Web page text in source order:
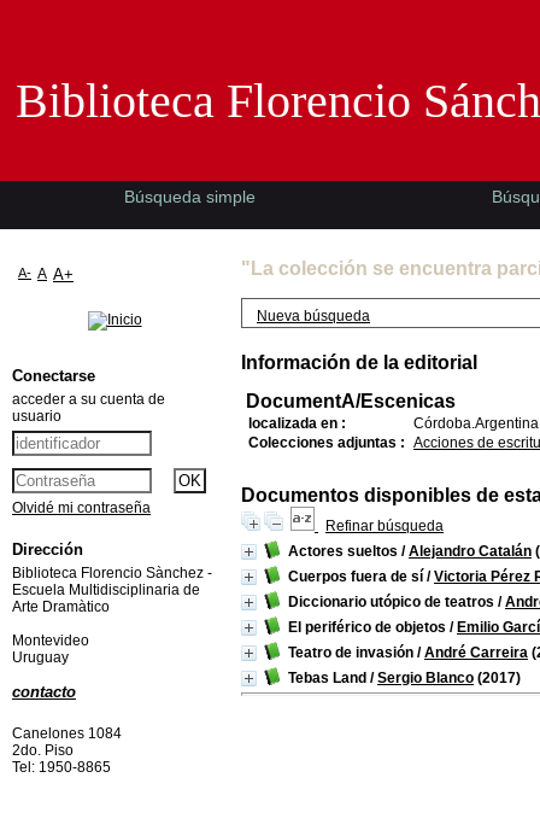
"La colección se encuentra
Nueva búsqueda
Información de la editorial
DocumentA/Escenicas
localizada en :
Córdoba.Argentina
Colecciones adjuntas : Acciones de
Documentos disponibles de
Refinar búsqueda
Actores sueltos /Alejandro Catalán
Cuerpos fuera de sí /Victoria Pérez
Diccionario utópico de teatros /
El periférico de objetos / Emilio
Teatro de invasión /André Carreira
Tebas Land /Sergio Blanco (2017)
Biblioteca Florencio
Búsqueda simple
A- A A+
Conectarse
acceder a su cuenta de
usuario
Olvidé mi contraseña
Dirección
Biblioteca Florencio Sànchez -
Escuela Multidisciplinaria de
Arte Dramàtico
Montevideo
Uruguay
contacto
Canelones 1084
2do. Piso
Tel: 1950-8865